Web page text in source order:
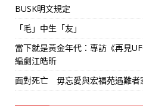
BUSK明文規定
「毛」中生「友」
當下就是黃金年代：專訪《再見
編劇江皓昕
面對死亡 毋忘愛與宏福苑遇難者